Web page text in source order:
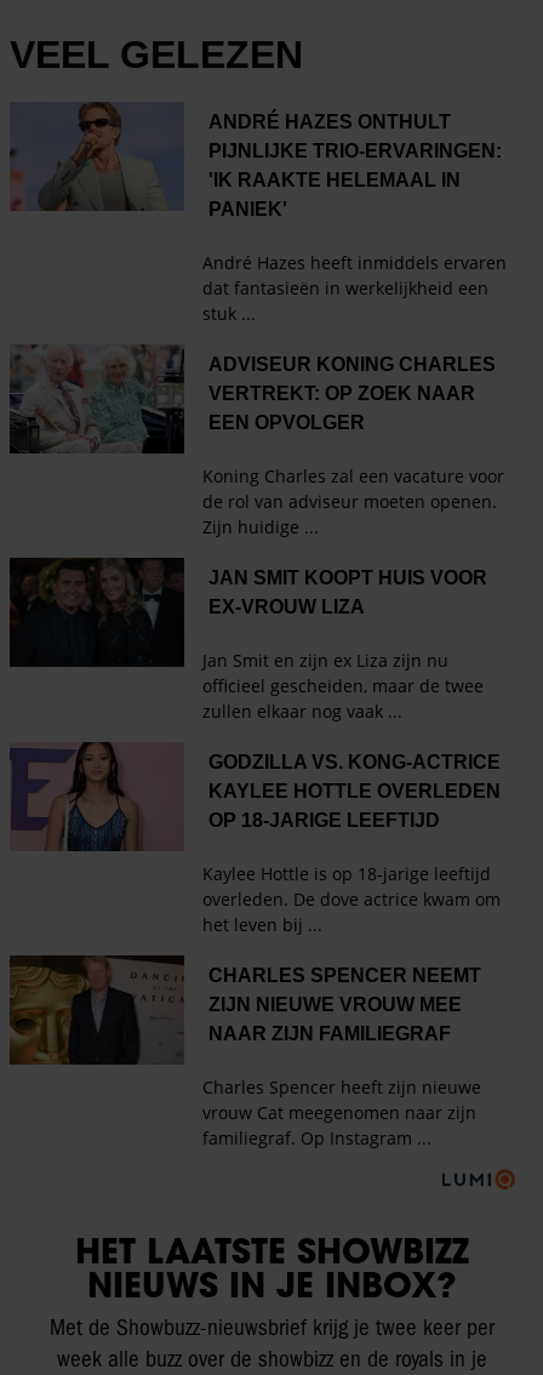
HET LAATSTE SHOWBIZZ
NIEUWS IN JE INBOX?
Met de Showbuzz-nieuwsbrief krijg je twee keer per
week alle buzz over de showbizz en de royals in je